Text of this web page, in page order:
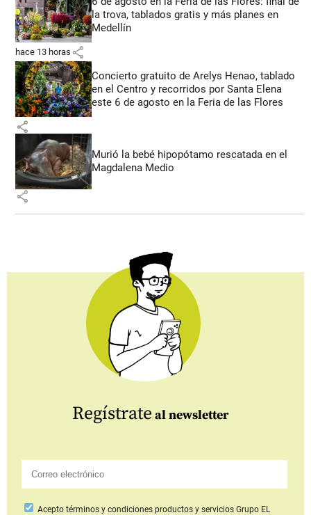
la trova, tablados gratis y más planes en
Medellín
hace 13 horas share
Concierto gratuito de Arelys Henao, tablado
en el Centro y recorridos por Santa Elena
este 6 de agosto en la Feria de las Flores
share
Murió la bebé hipopótamo rescatada en el
Magdalena Medio
share
Regístrate al newsletter
Aceptotérminos y condiciones productos y serviciosGrupo EL